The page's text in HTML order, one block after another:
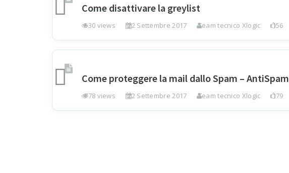
Come disattivare la greylist
530 views 22 Settembre 2017 Team tecnico Xlogic 156
Come proteggere la mail dallo Spam – AntiSpam
778 views 22 Settembre 2017 Team tecnico Xlogic 179